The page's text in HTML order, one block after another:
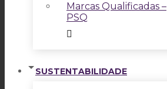
Marcas Qualificadas –
PSQ
SUSTENTABILIDADE